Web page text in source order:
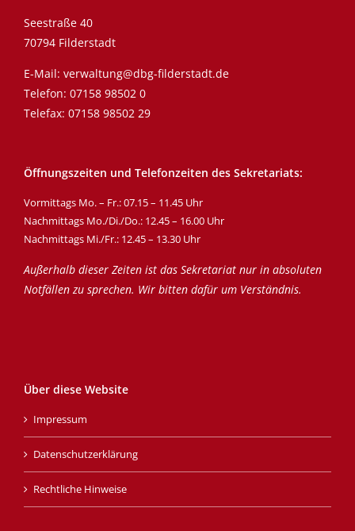
Seestraße 40
70794 Filderstadt
E-Mail: verwaltung@dbg-filderstadt.de
Telefon: 07158 98502 0
Telefax: 07158 98502 29
Öffnungszeiten und Telefonzeiten des Sekretariats:
Vormittags Mo. – Fr.: 07.15 – 11.45 Uhr
Nachmittags Mo./Di./Do.: 12.45 – 16.00 Uhr
Nachmittags Mi./Fr.: 12.45 – 13.30 Uhr
Außerhalb dieser Zeiten ist das Sekretariat nur in absoluten
Notfällen zu sprechen. Wir bitten dafür um Verständnis.
Über diese Website
Impressum
Datenschutzerklärung
Rechtliche Hinweise